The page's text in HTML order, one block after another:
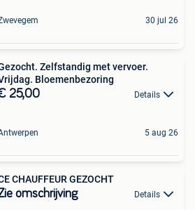
30 jul 26
Zelfstandig met vervoer.
Bloemenbezoring
25,00 Details
5 aug 26
CHAUFFEUR GEZOCHT
omschrijving Details